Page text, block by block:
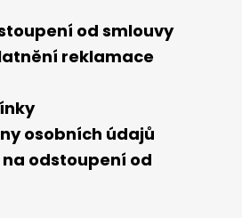
od smlouvy
reklamace
osobních údajů
odstoupení od